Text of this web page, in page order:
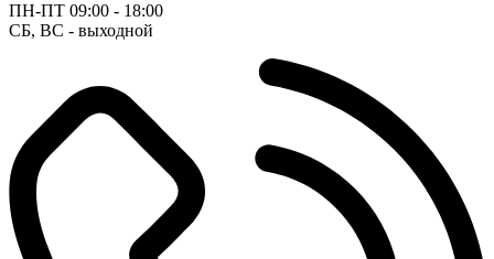
ПН-ПТ 09:00 - 18:00
СБ, ВС - выходной